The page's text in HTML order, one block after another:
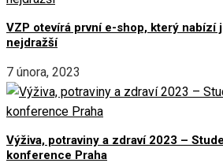
VZP otevírá první e-shop, který nabízí
nejdražší
7 února, 2023
Výživa, potraviny a zdraví 2023 –
konference Praha